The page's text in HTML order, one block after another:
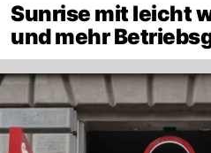
Sunrise mit leicht
und mehr